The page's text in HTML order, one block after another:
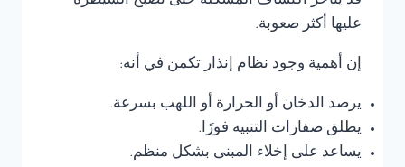
عليها أكثر صعوبة.
إن أهمية وجود نظام إنذار تكمن في أنه:
يرصد الدخان أو الحرارة أو اللهب بسرعة.
يطلق صفارات التنبيه فورًا.
يساعد على إخلاء المبنى بشكل منظم.